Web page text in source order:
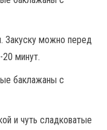
Закуску можно перед
20 минут.
и чуть сладковатые